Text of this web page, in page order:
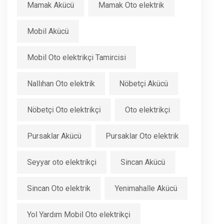
Mamak Akücü Mamak Oto elektrik
Mobil Akücü
Mobil Oto elektrikçi Tamircisi
Nallıhan Oto elektrik Nöbetçi Akücü
Nöbetçi Oto elektrikçi Oto elektrikçi
Pursaklar Akücü Pursaklar Oto elektrik
Seyyar oto elektrikçi Sincan Akücü
Sincan Oto elektrik Yenimahalle Akücü
Yol Yardım Mobil Oto elektrikçi